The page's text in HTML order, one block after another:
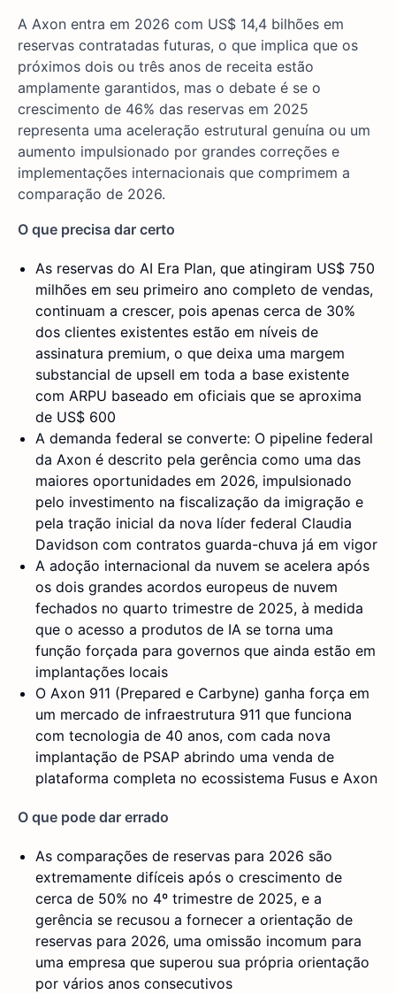
A Axon entra em 2026 com US$ 14,4 bilhões em
reservas contratadas futuras, o que implica que os
próximos dois ou três anos de receita estão
amplamente garantidos, mas o debate é se o
crescimento de 46% das reservas em 2025
representa uma aceleração estrutural genuína ou um
aumento impulsionado por grandes correções e
implementações internacionais que comprimem a
comparação de 2026.
O que precisa dar certo
As reservas do AI Era Plan, que atingiram US$ 750
milhões em seu primeiro ano completo de vendas,
continuam a crescer, pois apenas cerca de 30%
dos clientes existentes estão em níveis de
assinatura premium, o que deixa uma margem
substancial de upsell em toda a base existente
com ARPU baseado em oficiais que se aproxima
de US$ 600
A demanda federal se converte: O pipeline federal
da Axon é descrito pela gerência como uma das
maiores oportunidades em 2026, impulsionado
pelo investimento na fiscalização da imigração e
pela tração inicial da nova líder federal Claudia
Davidson com contratos guarda-chuva já em vigor
A adoção internacional da nuvem se acelera após
os dois grandes acordos europeus de nuvem
fechados no quarto trimestre de 2025, à medida
que o acesso a produtos de IA se torna uma
função forçada para governos que ainda estão em
implantações locais
O Axon 911 (Prepared e Carbyne) ganha força em
um mercado de infraestrutura 911 que funciona
com tecnologia de 40 anos, com cada nova
implantação de PSAP abrindo uma venda de
plataforma completa no ecossistema Fusus e Axon
O que pode dar errado
As comparações de reservas para 2026 são
extremamente difíceis após o crescimento de
cerca de 50% no 4º trimestre de 2025, e a
gerência se recusou a fornecer a orientação de
reservas para 2026, uma omissão incomum para
uma empresa que superou sua própria orientação
por vários anos consecutivos